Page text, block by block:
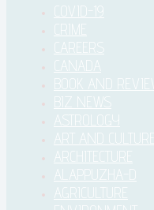
COVID-19
CRIME
CAREERS
CANADA
BOOK AND
BIZ NEWS
ASTROLOGY
ART AND CULTURE
ARCHITECTURE
ALAPPUZHA-D
AGRICULTURE